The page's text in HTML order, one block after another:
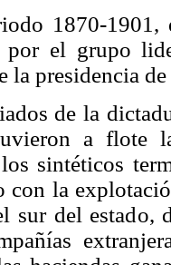
1870-
por el grupo
la presidencia
de la
a flote
sintéticos
con la
sur del estado,